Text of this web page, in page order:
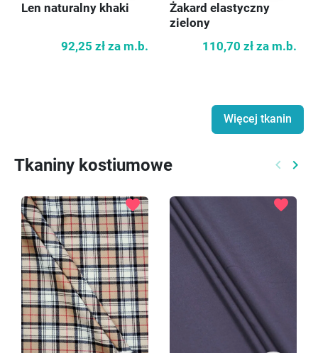
Len naturalny khaki
92,25 zł za m.b.
Żakard elastyczny
zielony
110,70 zł za m.b.
Więcej tkanin
Tkaniny kostiumowe keyboard_arrow_left keyboard_arrow_right
favorite favorite